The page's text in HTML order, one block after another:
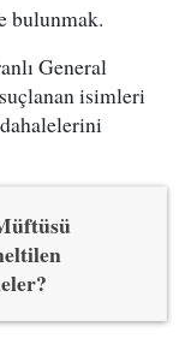
bulunmak.
General
isimleri